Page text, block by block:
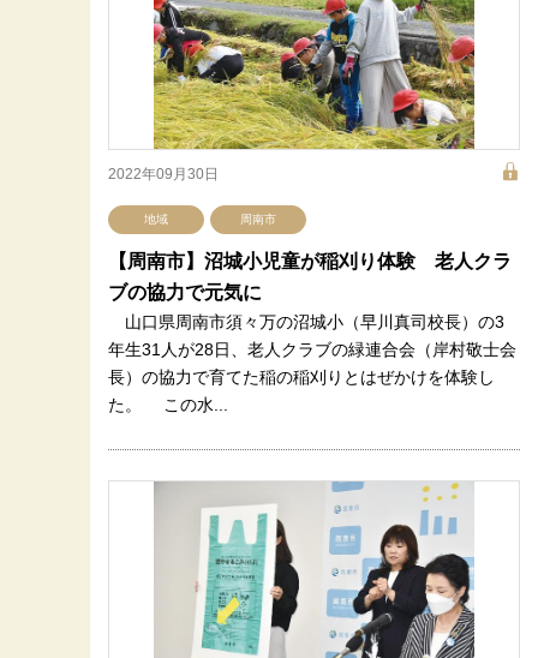
2022年09月30日
地域 周南市
【周南市】沼城小児童が稲刈り体験 老人クラ
ブの協力で元気に
山口県周南市須々万の沼城小（早川真司校長）の3
年生31人が28日、老人クラブの緑連合会（岸村敬士会
長）の協力で育てた稲の稲刈りとはぜかけを体験し
た。 この水...